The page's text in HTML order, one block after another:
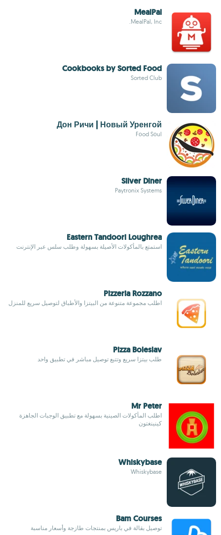
MealPal
MealPal, Inc.
Cookbooks by Sorted Food
Sorted Club
Дон Ричи | Новый Уренгой
Fоod Sоul
Silver Diner
Paytronix Systems
Eastern Tandoori Loughrea
استمتع بالمأكولات الأصيلة بسهولة وطلب سلس عبر الإنترنت
Pizzeria Rozzano
اطلب مجموعة متنوعة من البيتزا والأطباق لتوصيل سريع للمنزل
Pizza Boleslav
طلب بيتزا سريع وتتبع توصيل مباشر في تطبيق واحد
Mr Peter
اطلب المأكولات الصينية بسهولة مع تطبيق الوجبات الجاهزة
كينينغتون
Whiskybase
Whiskybase
Bam Courses
توصيل بقالة في باريس بمنتجات طازجة وأسعار مناسبة